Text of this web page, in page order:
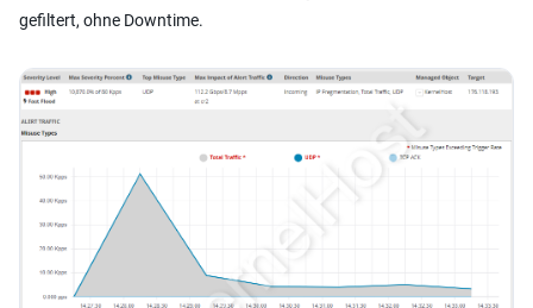
gefiltert, ohne Downtime.